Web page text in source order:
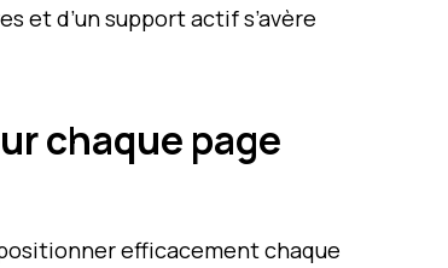
et d’un support actif s’avère
chaque page
efficacement chaque